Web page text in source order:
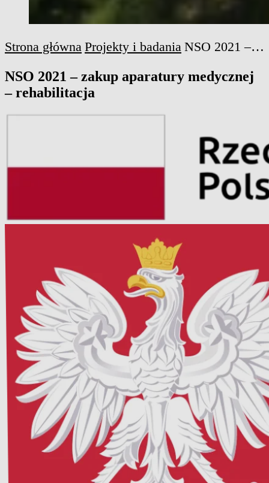
Strona główna Projekty i badania NSO 2021 – zakup aparatury medycznej – rehabilitacja
NSO 2021 – zakup aparatury medycznej
– rehabilitacja